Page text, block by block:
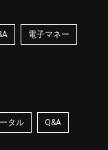
電子マネー
タル Q&A